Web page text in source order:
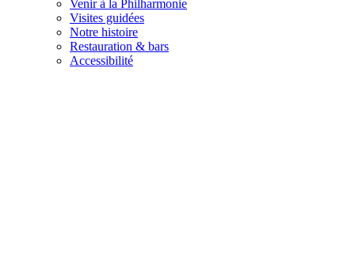
Venir à la Philharmonie
Visites guidées
Notre histoire
Restauration & bars
Accessibilité